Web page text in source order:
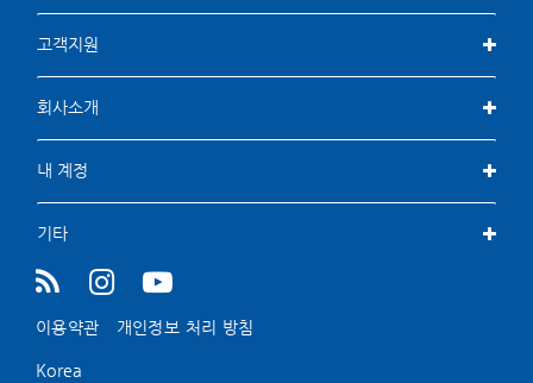
고객지원
회사소개
내 계정
기타
이용약관 개인정보 처리 방침
Korea